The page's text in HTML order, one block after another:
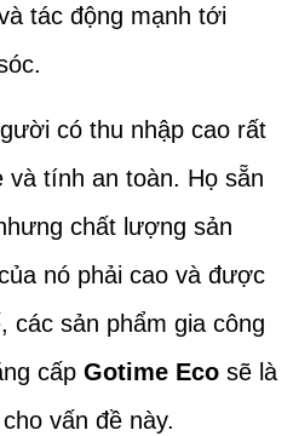
tác động mạnh tới
có thu nhập cao rất
tính an toàn. Họ sẵn
chất lượng sản
nó phải cao và được
các sản phẩm gia công
cấp Gotime Eco sẽ là
vấn đề này.